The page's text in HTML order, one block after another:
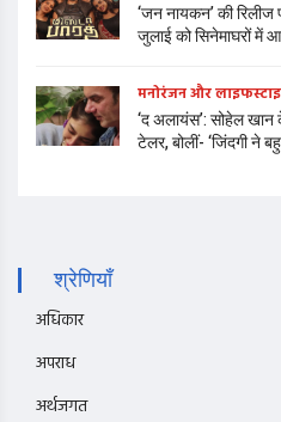
‘जन नायकन’ की रिलीज
जुलाई को सिनेमाघरों में
मनोरंजन और
‘द अलायंस’: सोहेल
टेलर, बोलीं- ‘जिंदगी ने
श्रेणियाँ
अधिकार
अपराध
अर्थजगत